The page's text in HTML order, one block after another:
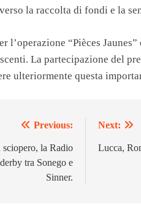
la raccolta di fondi e la
l’operazione “Pièces
La partecipazione del
ulteriormente questa
Previous:
la Radio
tra Sonego e
Sinner.
Next:
Lucca,